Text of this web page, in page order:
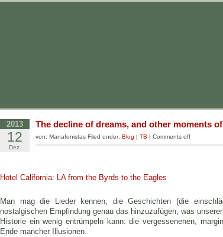
2013
12
Dez.
The decline of dreams, and other moments
von: Manafonistas Filed under: Blog | TB | Comments off
Hotel California: LA from the Byrds to the Eagles
Man mag die Lieder kennen, die Geschichten (die
nostalgischen Empfindung genau das hinzuzufügen, was
Historie ein wenig entrümpeln kann: die vergessenenen,
Ende mancher Illusionen.